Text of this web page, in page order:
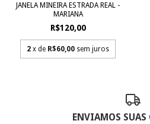
JANELA MINEIRA ESTRADA REAL -
MARIANA
R$120,00
2 x de R$60,00 sem juros
ENVIAMOS SUAS